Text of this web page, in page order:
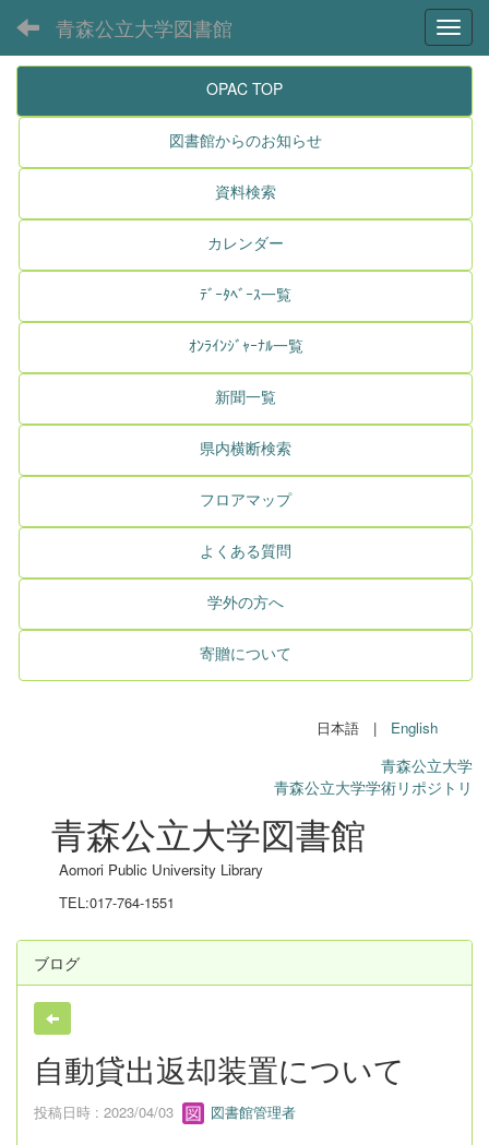
青森公立大学図書館
OPAC TOP
図書館からのお知らせ
資料検索
カレンダー
ﾃﾞｰﾀﾍﾞｰｽ一覧
ｵﾝﾗｲﾝｼﾞｬｰﾅﾙ一覧
新聞一覧
県内横断検索
フロアマップ
よくある質問
学外の方へ
寄贈について
日本語 | English
青森公立大学
青森公立大学学術リポジトリ
青森公立大学図書館
Aomori Public University Library
TEL:017-764-1551
ブログ
自動貸出返却装置について
投稿日時 : 2023/04/03 図書館管理者